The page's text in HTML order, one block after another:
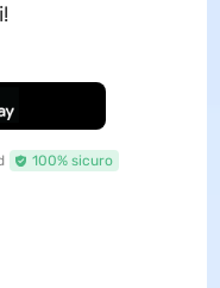
100% sicuro